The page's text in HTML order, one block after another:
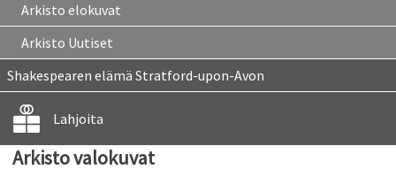
Arkisto elokuvat
Arkisto Uutiset
Shakespearen elämä Stratford-upon-Avon
Lahjoita
Arkisto valokuvat